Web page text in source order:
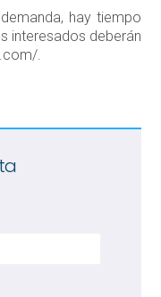
hay tiempo
interesados deberán
.